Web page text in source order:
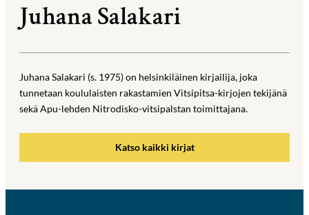
Juhana Salakari
Juhana Salakari (s. 1975) on helsinkiläinen kirjailija, joka
tunnetaan koululaisten rakastamien Vitsipitsa-kirjojen tekijänä
sekä Apu-lehden Nitrodisko-vitsipalstan toimittajana.
Katso kaikki kirjat